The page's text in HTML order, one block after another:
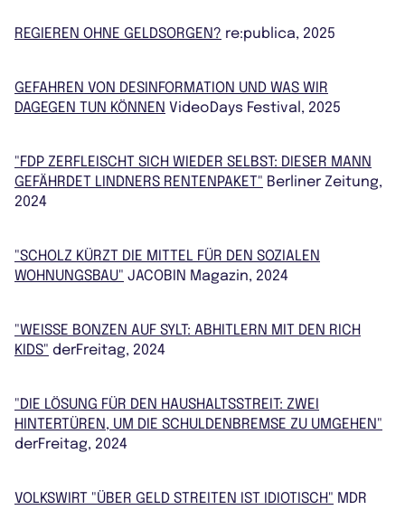
REGIEREN OHNE GELDSORGEN? re:publica, 2025
GEFAHREN VON DESINFORMATION UND WAS WIR
DAGEGEN TUN KÖNNEN VideoDays Festival, 2025
"FDP ZERFLEISCHT SICH WIEDER SELBST: DIESER MANN
GEFÄHRDET LINDNERS RENTENPAKET" Berliner Zeitung,
2024
"SCHOLZ KÜRZT DIE MITTEL FÜR DEN SOZIALEN
WOHNUNGSBAU" JACOBIN Magazin, 2024
"WEISSE BONZEN AUF SYLT: ABHITLERN MIT DEN RICH K
IDS"
derFreitag, 2024
"DIE LÖSUNG FÜR DEN HAUSHALTSSTREIT: ZWEI
HINTERTÜREN, UM DIE SCHULDENBREMSE ZU UMGEHEN"
derFreitag, 2024
VOLKSWIRT "ÜBER GELD STREITEN IST IDIOTISCH" MDR